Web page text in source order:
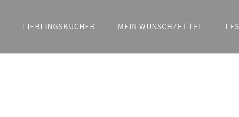
LIEBLINGSBÜCHER MEIN WUNSCHZETTEL